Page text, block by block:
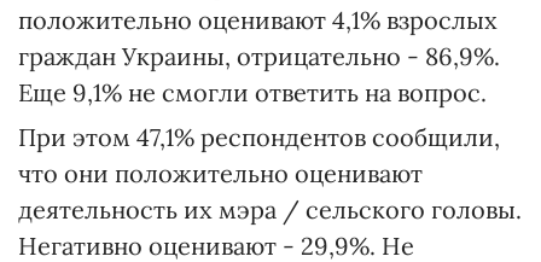
положительно оценивают 4,1% взрослых
граждан Украины, отрицательно - 86,9%.
Еще 9,1% не смогли ответить на вопрос.
При этом 47,1% респондентов сообщили,
что они положительно оценивают
деятельность их мэра / сельского головы.
Негативно оценивают - 29,9%. Не